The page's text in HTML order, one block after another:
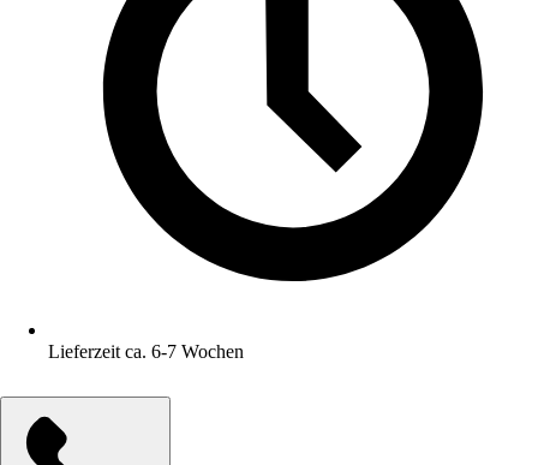
Lieferzeit ca. 6-7 Wochen